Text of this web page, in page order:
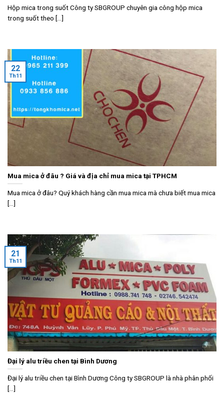
Hộp mica trong suốt Công ty SBGROUP chuyên gia công hộp mica
trong suốt theo [...]
Mua mica ở đâu ? Giá và địa chỉ mua mica tại TPHCM
Mua mica ở đâu? Quý khách hàng cần mua mica mà chưa biết mua mica
[...]
22
Th11
Đại lý alu triều chen tại Bình Dương
Đại lý alu triều chen tại Bình Dương Công ty SBGROUP là nhà phân phối
[...]
21
Th11